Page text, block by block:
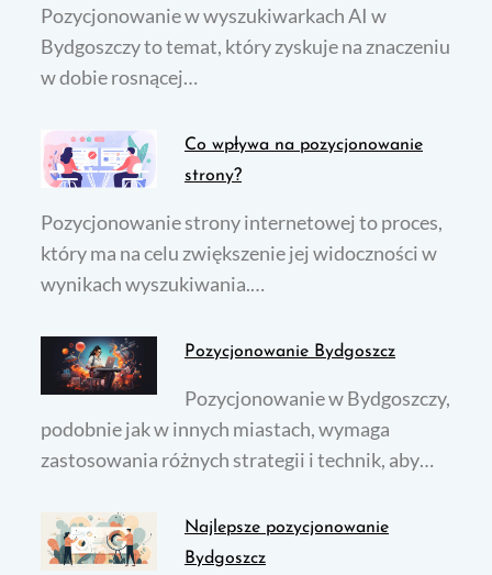
Pozycjonowanie w wyszukiwarkach AI w
Bydgoszczy to temat, który zyskuje na znaczeniu
w dobie rosnącej…
Co wpływa na pozycjonowanie
strony?
Pozycjonowanie strony internetowej to proces,
który ma na celu zwiększenie jej widoczności w
wynikach wyszukiwania.…
Pozycjonowanie Bydgoszcz
Pozycjonowanie w Bydgoszczy,
podobnie jak w innych miastach, wymaga
zastosowania różnych strategii i technik, aby…
Najlepsze pozycjonowanie
Bydgoszcz